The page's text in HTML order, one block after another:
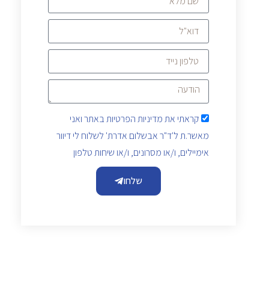
קראתי אתמדיניות הפרטיותבאתר ואני
מאשר.ת ל'ד"ר אבשלום אדרת' לשלוח לי דיוור
אימיילים, ו/או מסרונים, ו/או שיחות טלפון
שלחו